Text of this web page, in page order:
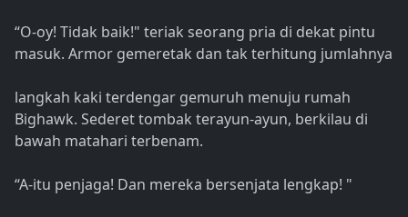
“O-oy! Tidak baik!" teriak seorang pria di dekat pintu
masuk. Armor gemeretak dan tak terhitung jumlahnya
langkah kaki terdengar gemuruh menuju rumah
Bighawk. Sederet tombak terayun-ayun, berkilau di
bawah matahari terbenam.
“A-itu penjaga! Dan mereka bersenjata lengkap! "